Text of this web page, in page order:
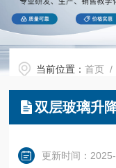
当前位置：首页 /
双层玻璃升
更新时间：